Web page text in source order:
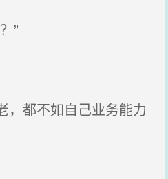
”
都不如自己业务能力